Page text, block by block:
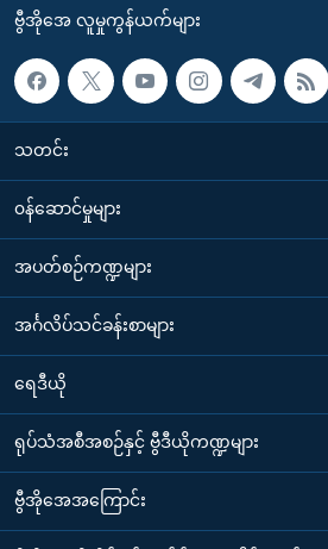
ဗွီအိုအေ လူမှုကွန်ယက်များ
သတင်း
၀န်ဆောင်မှုများ
အပတ်စဉ်ကဏ္ဍများ
အင်္ဂလိပ်သင်ခန်းစာများ
ရေဒီယို
ရုပ်သံအစီအစဉ်နှင့် ဗွီဒီယိုကဏ္ဍများ
ဗွီအိုအေအကြောင်း